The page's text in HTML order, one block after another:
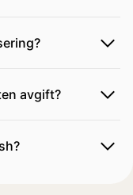
avgift?